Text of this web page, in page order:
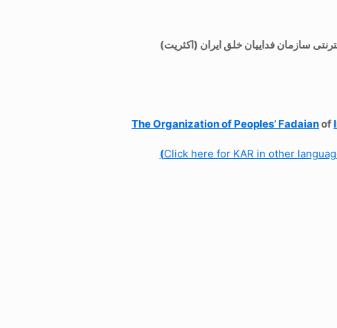
سازمان فداییان خلق ایران (اکثریت)
The Organization of Peoples’ Fadaianof
(Click here for KAR in other